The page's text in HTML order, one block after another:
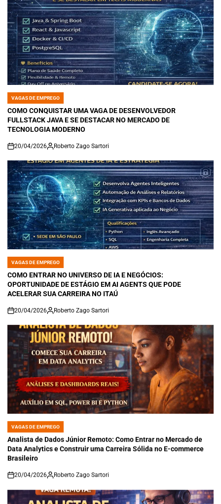
POSTED
IN
VAGAS DE EMPREGO
COMO CONQUISTAR UMA VAGA DE DESENVOLVEDOR
FULLSTACK JAVA E SE DESTACAR NO MERCADO DE
TECNOLOGIA MODERNO
on
20/04/2026 Roberto Zago Sartori
POSTED
IN
VAGAS DE EMPREGO
COMO ENTRAR NO UNIVERSO DE IA E NEGÓCIOS:
OPORTUNIDADE DE ESTÁGIO EM AI AGENTS QUE PODE
ACELERAR SUA CARREIRA NO ITAÚ
on
20/04/2026 Roberto Zago Sartori
POSTED
IN
VAGAS DE EMPREGO
Analista de Dados Júnior Remoto: Como Entrar no Mercado de
Data Analytics e Construir uma Carreira Sólida no E-commerce
Brasileiro
on
20/04/2026 Roberto Zago Sartori